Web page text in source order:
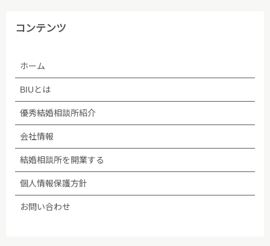
コンテンツ
ホーム
BIUとは
優秀結婚相談所紹介
会社情報
結婚相談所を開業する
個人情報保護方針
お問い合わせ